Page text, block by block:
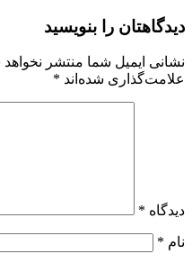
دیدگاهتان را بنویسید
نشانی ایمیل شما منتشر
علامت‌گذاری شده‌اند *
دیدگاه *
نام *